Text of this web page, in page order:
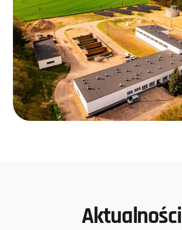
Aktualności